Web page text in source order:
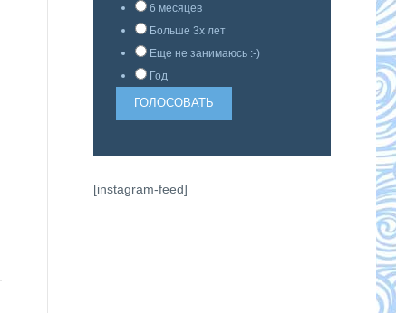
6 месяцев
Больше 3х лет
Еще не занимаюсь :-)
Год
[instagram-feed]